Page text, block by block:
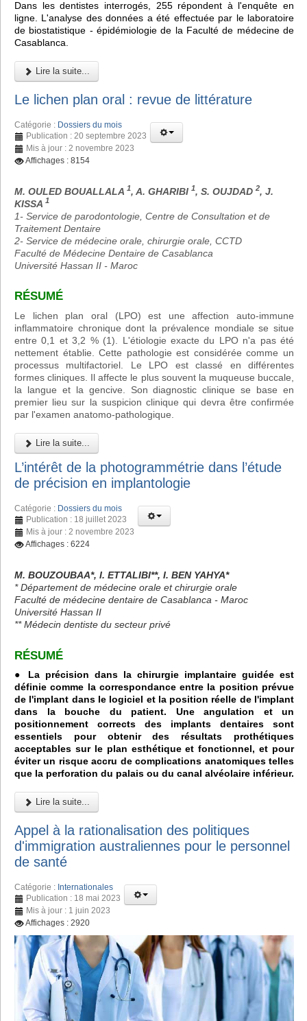
Dans les dentistes interrogés, 255 répondent à l'enquête en
ligne. L'analyse des données a été effectuée par le laboratoire
de biostatistique - épidémiologie de la Faculté de médecine de
Casablanca.
Lire la suite...
Le lichen plan oral : revue de littérature
Catégorie : Dossiers du mois
Publication : 20 septembre 2023
Mis à jour : 2 novembre 2023
Affichages : 8154
M. OULED BOUALLALA 1, A. GHARIBI 1, S. OUJDAD 2, J.
KISSA 1
1- Service de parodontologie, Centre de Consultation et de
Traitement Dentaire
2- Service de médecine orale, chirurgie orale, CCTD
Faculté de Médecine Dentaire de Casablanca
Université Hassan II - Maroc
RÉSUMÉ
Le lichen plan oral (LPO) est une affection auto-immune
inflammatoire chronique dont la prévalence mondiale se situe
entre 0,1 et 3,2 % (1). L'étiologie exacte du LPO n'a pas été
nettement établie. Cette pathologie est considérée comme un
processus multifactoriel. Le LPO est classé en différentes
formes cliniques. Il affecte le plus souvent la muqueuse buccale,
la langue et la gencive. Son diagnostic clinique se base en
premier lieu sur la suspicion clinique qui devra être confirmée
par l'examen anatomo-pathologique.
Lire la suite...
L’intérêt de la photogrammétrie dans l’étude
de précision en implantologie
Catégorie : Dossiers du mois
Publication : 18 juillet 2023
Mis à jour : 2 novembre 2023
Affichages : 6224
M. BOUZOUBAA*, I. ETTALIBI**, I. BEN YAHYA*
* Département de médecine orale et chirurgie orale
Faculté de médecine dentaire de Casablanca - Maroc
Université Hassan II
** Médecin dentiste du secteur privé
RÉSUMÉ
● La précision dans la chirurgie implantaire guidée est
définie comme la correspondance entre la position prévue
de l'implant dans le logiciel et la position réelle de l'implant
dans la bouche du patient. Une angulation et un
positionnement corrects des implants dentaires sont
essentiels pour obtenir des résultats prothétiques
acceptables sur le plan esthétique et fonctionnel, et pour
éviter un risque accru de complications anatomiques telles
que la perforation du palais ou du canal alvéolaire inférieur.
Lire la suite...
Appel à la rationalisation des politiques
d'immigration australiennes pour le personnel
de santé
Catégorie : Internationales
Publication : 18 mai 2023
Mis à jour : 1 juin 2023
Affichages : 2920